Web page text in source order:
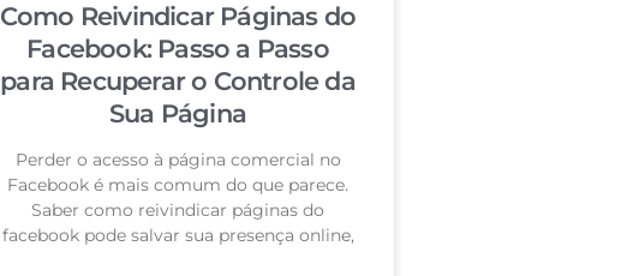
Como Reivindicar Páginas do
Facebook: Passo a Passo
para Recuperar o Controle da
Sua Página
Perder o acesso à página comercial no
Facebook é mais comum do que parece.
Saber como reivindicar páginas do
facebook pode salvar sua presença online,